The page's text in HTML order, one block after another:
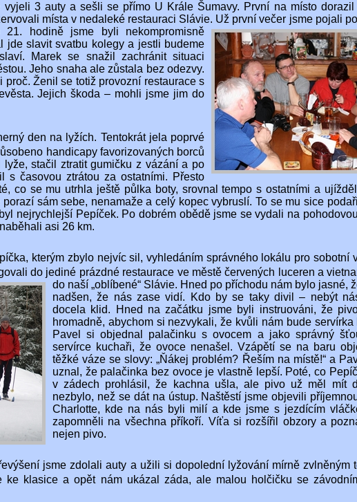
3 auty a sešli se přímo U Krále Šumavy. První na místo dorazil
místa v nedaleké restauraci Slávie. Už první večer jsme pojali
21. hodině jsme byli nekompromisně
jde slavit svatbu kolegy a jestli budeme
Marek se snažil zachránit situaci
Jeho snaha ale zůstala bez odezvy.
Ženil se totiž provozní restaurace s
Jejich škoda – mohli jsme jim do
den na lyžích. Tentokrát jela poprvé
handicapy favorizovaných borců
stačil ztratit gumičku z vázání a po
s časovou ztrátou za ostatními. Přesto
co se mu utrhla ještě půlka boty, srovnal tempo s ostatními a
sám sebe, nenamaže a celý kopec vybruslí. To se mu sice
nejrychlejší Pepíček. Po dobrém obědě jsme se vydali na
asi 26 km.
kterým zbylo nejvíc sil, vyhledáním správného lokálu pro sobotní
do jediné prázdné restaurace ve městě červených luceren a
do naší „oblíbené“ Slávie. Hned po příchodu nám bylo jasné,
nadšen, že nás zase vidí. Kdo by se taky divil – nebýt
docela klid. Hned na začátku jsme byli instruováni, že
hromadně, abychom si nezvykali, že kvůli nám bude servírka
Pavel si objednal palačinku s ovocem a jako správný
servírce kuchaři, že ovoce nenašel. Vzápětí se na baru
těžké váze se slovy: „Ňákej problém? Řeším na místě!“ a
uznal, že palačinka bez ovoce je vlastně lepší. Poté, co
v zádech prohlásil, že kachna ušla, ale pivo už měl mít
nezbylo, než se dát na ústup. Naštěstí jsme objevili
Charlotte, kde na nás byli milí a kde jsme s jezdícím
zapomněli na všechna příkoří. Víťa si rozšířil obzory a
nejen pivo.
jsme zdolali auty a užili si dopolední lyžování mírně zvlněným
ke klasice a opět nám ukázal záda, ale malou holčičku se